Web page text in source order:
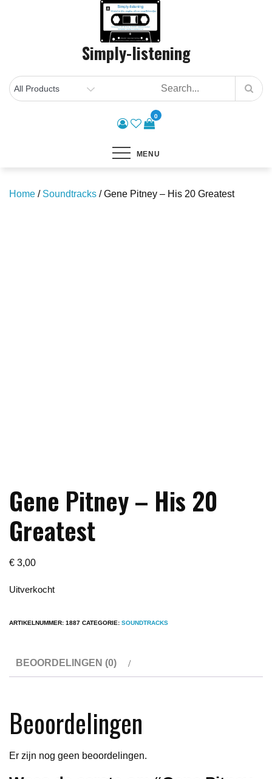
Simply-listening
0
MENU
Home / Soundtracks / Gene Pitney – His 20 Greatest
Gene Pitney – His 20
Greatest
€ 3,00
Uitverkocht
ARTIKELNUMMER: 1887 CATEGORIE: SOUNDTRACKS
BEOORDELINGEN (0)
Beoordelingen
Er zijn nog geen beoordelingen.